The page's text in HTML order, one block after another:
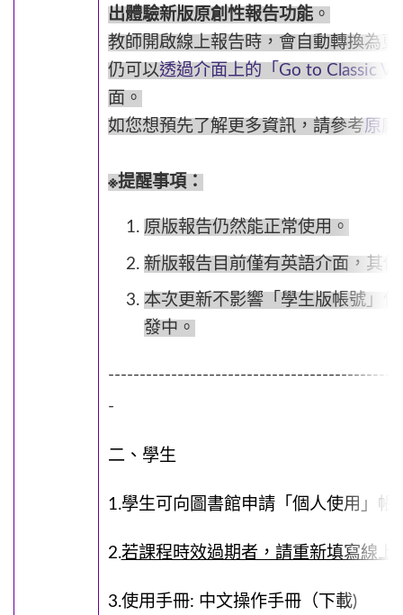
出體驗新版原創性報告功能。
教師開啟線上報告時，會自動轉換為
仍可以透過介面上的「Go to Classic
面。
如您想預先了解更多資訊，請參考原廠
※提醒事項：
原版報告仍然能正常使用。
新版報告目前僅有英語介面，其
本次更新不影響「學生版帳號」
發中。
-
二、學生
1.學生可向圖書館申請「個人使用」
2.若課程時效過期者，請重新填寫線上
3.使用手冊: 中文操作手冊（下載)